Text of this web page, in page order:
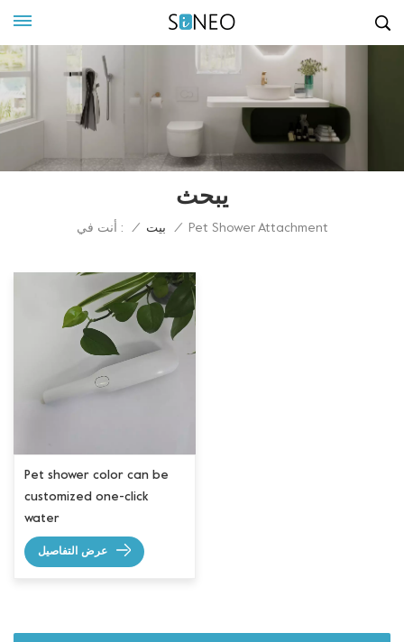
يبحث
أنت في : / بيت / Pet Shower Attachment
Pet shower color can be
customized one-click
water
عرض التفاصيل